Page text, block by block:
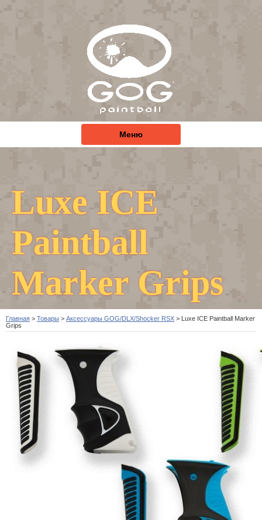
Меню
Luxe ICE
Paintball
Marker Grips
Главная > Товары > Аксессуары GOG/DLX/Shocker RSX > Luxe ICE Paintball Marker
Grips